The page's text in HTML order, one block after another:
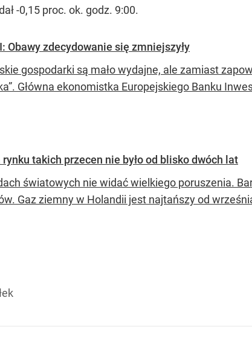
-0,15 proc. ok. godz. 9:00.
Obawy zdecydowanie się zmniejszyły
gospodarki są mało wydajne, ale zamiast
Główna ekonomistka Europejskiego Banku
takich przecen nie było od blisko dwóch lat
światowych nie widać wielkiego poruszenia.
Gaz ziemny w Holandii jest najtańszy od